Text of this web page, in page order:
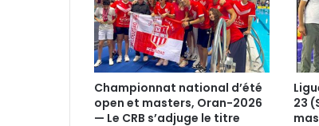
Championnat national d’été
open et masters, Oran-2026
— Le CRB s’adjuge le titre
23